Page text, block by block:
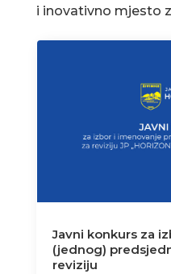
i inovativno mjesto
Javni konkurs za
(jednog)
reviziju